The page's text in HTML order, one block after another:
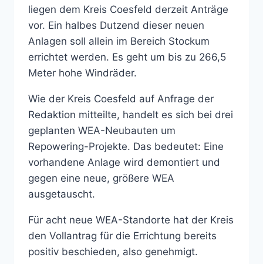
liegen dem Kreis Coesfeld derzeit Anträge
vor. Ein halbes Dutzend dieser neuen
Anlagen soll allein im Bereich Stockum
errichtet werden. Es geht um bis zu 266,5
Meter hohe Windräder.
Wie der Kreis Coesfeld auf Anfrage der
Redaktion mitteilte, handelt es sich bei drei
geplanten WEA-Neubauten um
Repowering-Projekte. Das bedeutet: Eine
vorhandene Anlage wird demontiert und
gegen eine neue, größere WEA
ausgetauscht.
Für acht neue WEA-Standorte hat der Kreis
den Vollantrag für die Errichtung bereits
positiv beschieden, also genehmigt.